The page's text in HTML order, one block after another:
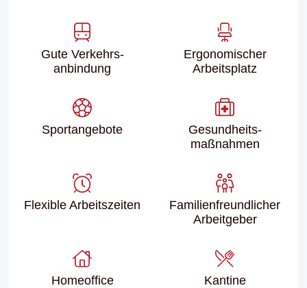
Gute Verkehrs­
anbindung
Ergonomischer
Arbeitsplatz
Sport­angebote
Gesundheits­
maßnahmen
Flexible Arbeitszeiten
Familien­freundlicher
Arbeitgeber
Homeoffice Kantine